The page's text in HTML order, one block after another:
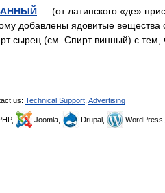
— (от латинского «де»
добавлены ядовитые
сырец (см. Спирт винный) с
us: Technical Support Advertising
Joomla, Drupal,